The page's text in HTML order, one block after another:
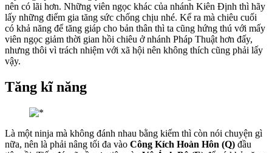
nên có lãi hơn. Những viên ngọc khác của nhánh Kiên Định thì hãy
lấy những điểm gia tăng sức chống chịu nhé. Kể ra mà chiêu cuối
có khả năng để tăng giáp cho bản thân thì ta cũng hứng thú với mấy
viên ngọc giảm thời gian hồi chiêu ở nhánh Pháp Thuật hơn đấy,
nhưng thôi vì trách nhiệm với xã hội nên không thích cũng phải lấy
vậy.
Tăng kĩ năng
Là một ninja mà không đánh nhau bằng kiếm thì còn nói chuyện gì
nữa, nên là phải nâng tối đa vào Công Kích Hoàn Hôn (Q) đầu